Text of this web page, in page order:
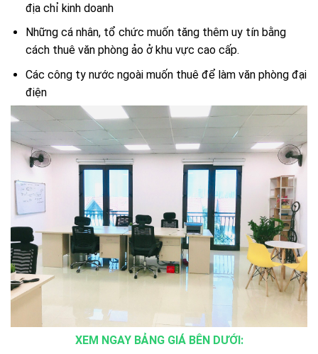
địa chỉ kinh doanh
Những cá nhân, tổ chức muốn tăng thêm uy tín bằng
cách thuê văn phòng ảo ở khu vực cao cấp.
Các công ty nước ngoài muốn thuê để làm văn phòng đại
điện
XEM NGAY BẢNG GIÁ BÊN DƯỚI: